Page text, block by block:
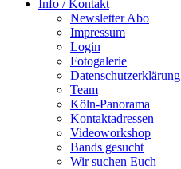
Info / Kontakt
Newsletter Abo
Impressum
Login
Fotogalerie
Datenschutzerklärung
Team
Köln-Panorama
Kontaktadressen
Videoworkshop
Bands gesucht
Wir suchen Euch